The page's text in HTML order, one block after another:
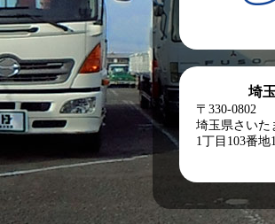
埼
〒330-0802
埼玉県さいた
1丁目103番地1